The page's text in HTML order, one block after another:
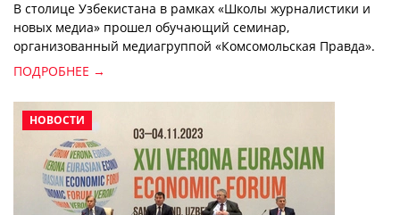
В столице Узбекистана в рамках «Школы журналистики и
новых медиа» прошел обучающий семинар,
организованный медиагруппой «Комсомольская Правда».
ПОДРОБНЕЕ →
НОВОСТИ